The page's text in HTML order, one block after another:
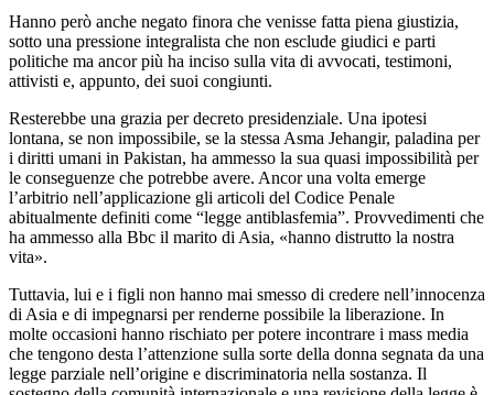
Hanno però anche negato finora che venisse fatta piena giustizia,
sotto una pressione integralista che non esclude giudici e parti
politiche ma ancor più ha inciso sulla vita di avvocati, testimoni,
attivisti e, appunto, dei suoi congiunti.
Resterebbe una grazia per decreto presidenziale. Una ipotesi
lontana, se non impossibile, se la stessa Asma Jehangir, paladina per
i diritti umani in Pakistan, ha ammesso la sua quasi impossibilità per
le conseguenze che potrebbe avere. Ancor una volta emerge
l’arbitrio nell’applicazione gli articoli del Codice Penale
abitualmente definiti come “legge antiblasfemia”. Provvedimenti che
ha ammesso alla Bbc il marito di Asia, «hanno distrutto la nostra
vita».
Tuttavia, lui e i figli non hanno mai smesso di credere nell’innocenza
di Asia e di impegnarsi per renderne possibile la liberazione. In
molte occasioni hanno rischiato per potere incontrare i mass media
che tengono desta l’attenzione sulla sorte della donna segnata da una
legge parziale nell’origine e discriminatoria nella sostanza. Il